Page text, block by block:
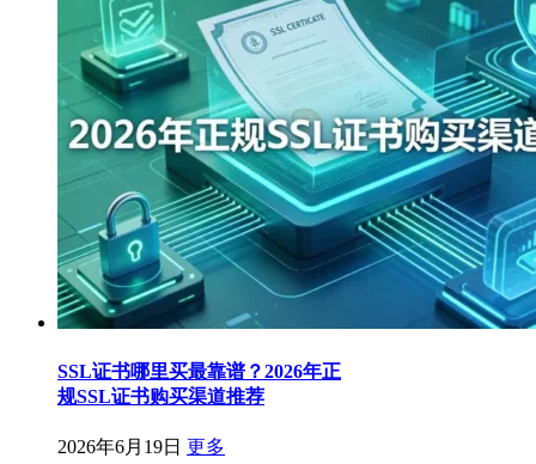
SSL证书哪里买最靠谱？2026年正
规SSL证书购买渠道推荐
2026年6月19日 更多